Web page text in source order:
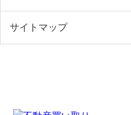
サイトマップ